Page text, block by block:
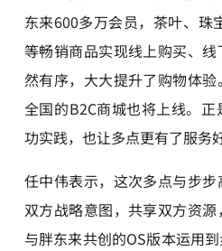
东来600多万会员，茶叶、珠
等畅销商品实现线上购买、
然有序，大大提升了购物体
全国的B2C商城也将上线。
功实践，也让多点更有了服务
任中伟表示，这次多点与步
双方战略意图，共享双方资
与胖东来共创的OS版本运用